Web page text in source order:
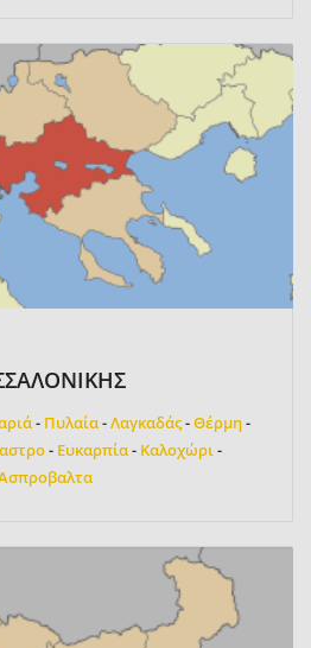
- Πυλαία-Λαγκαδάς-Θέρμη-
- Ευκαρπία- Καλοχώρι-